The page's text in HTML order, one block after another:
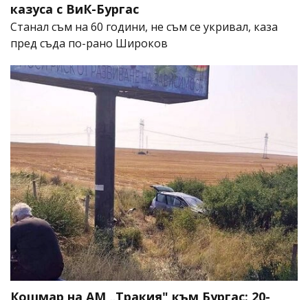
казуса с ВиК-Бургас
Станал съм на 60 години, не съм се укривал, каза
пред съда по-рано Широков